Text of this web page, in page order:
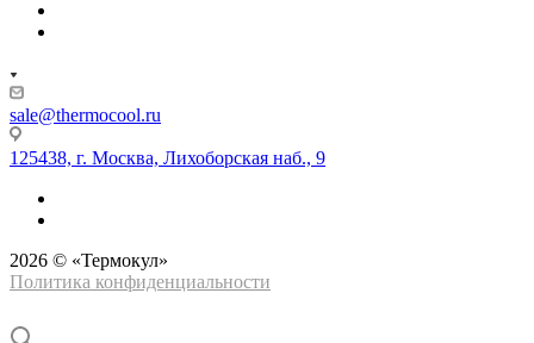
sale@thermocool.ru
125438, г. Москва, Лихоборская наб., 9
2026 © «Термокул»
Политика конфиденциальности